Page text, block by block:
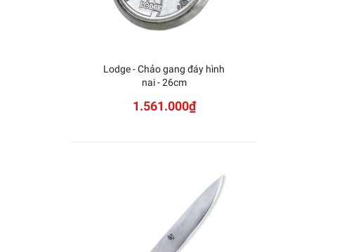
Lodge - Chảo gang đáy hình
nai - 26cm
1.561.000₫